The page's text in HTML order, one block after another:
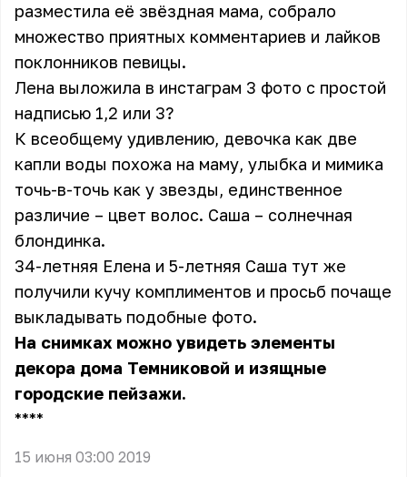
разместила её звёздная мама, собрало
множество приятных комментариев и лайков
поклонников певицы.
Лена выложила в инстаграм 3 фото с простой
надписью 1,2 или 3?
К всеобщему удивлению, девочка как две
капли воды похожа на маму, улыбка и мимика
точь-в-точь как у звезды, единственное
различие – цвет волос. Саша – солнечная
блондинка.
34-летняя Елена и 5-летняя Саша тут же
получили кучу комплиментов и просьб почаще
выкладывать подобные фото.
На снимках можно увидеть элементы
декора дома Темниковой и изящные
городские пейзажи.
** **
15 июня 03:00 2019